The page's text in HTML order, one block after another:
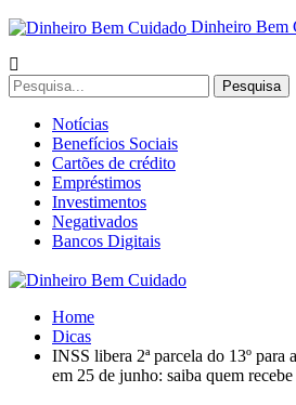
Dinheiro Bem
Notícias
Benefícios Sociais
Cartões de crédito
Empréstimos
Investimentos
Negativados
Bancos Digitais
Home
Dicas
INSS libera 2ª parcela do 13º para
em 25 de junho: saiba quem